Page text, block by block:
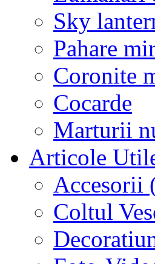
Sky
Pahare
Coronite
Cocarde
Marturii
Articole
Accesorii
Coltul